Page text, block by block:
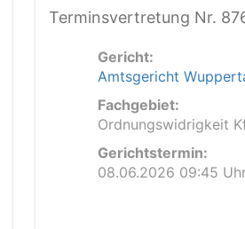
Terminsvertretung Nr.
Gericht:
Amtsgericht
Fachgebiet:
Ordnungswidrigkeit
Gerichtstermin:
08.06.2026 09:45